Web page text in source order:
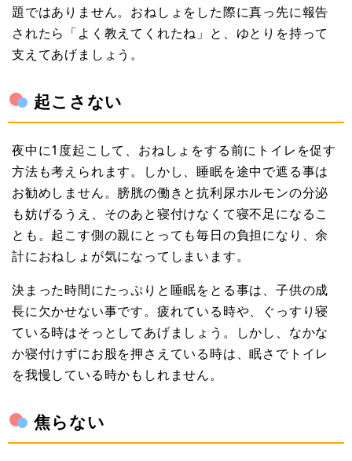
題ではありません。おねしょをした際に真っ先に報告
されたら「よく教えてくれたね」と、ゆとりを持って
支えてあげましょう。
起こさない
夜中に1度起こして、おねしょをする前にトイレを促す
方法も考えられます。しかし、睡眠を途中で遮る事は
お勧めしません。膀胱の働きと抗利尿ホルモンの分泌
も妨げるうえ、そのあと寝付けなくて寝不足になるこ
とも。起こす側の親にとっても毎日の負担になり、余
計におねしょが気になってしまいます。
決まった時間にたっぷりと睡眠をとる事は、子供の成
長に欠かせない事です。疲れている時や、ぐっすり寝
ている時はそっとしてあげましょう。しかし、なかな
か寝付けずにお股を押さえている時は、眠さでトイレ
を我慢している時かもしれません。
焦らない